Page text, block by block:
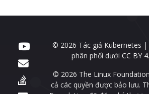
© 2026 Tác giả Kubernetes |
phân phối dướiCC BY
© 2026 The Linux
cả các quyền được bảo lưu.